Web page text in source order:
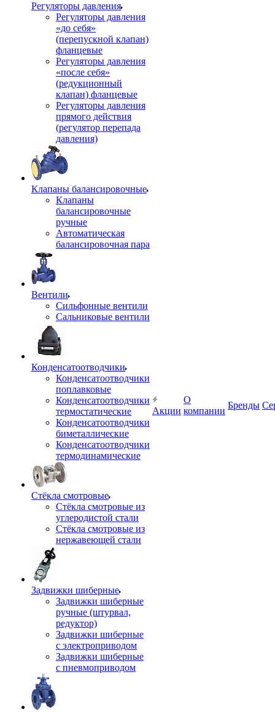
Регуляторы давления
Регуляторы давления
«до себя»
(перепускной клапан)
фланцевые
Регуляторы давления
«после себя»
(редукционный
клапан) фланцевые
Регуляторы давления
прямого действия
(регулятор перепада
давления)
Клапаны балансировочные
Клапаны
балансировочные
ручные
Автоматическая
балансировочная пара
Вентили
Сильфонные вентили
Сальниковые вентили
Конденсатоотводчики
Конденсатоотводчики
поплавковые
Конденсатоотводчики
термостатические
Конденсатоотводчики
биметаллические
Конденсатоотводчики
термодинамические
Стёкла смотровые
Стёкла смотровые из
углеродистой стали
Стёкла смотровые из
нержавеющей стали
Задвижки шиберные
Задвижки шиберные
ручные (штурвал,
редуктор)
Задвижки шиберные
с электроприводом
Задвижки шиберные
с пневмоприводом
Акции
О
компании
Бренды